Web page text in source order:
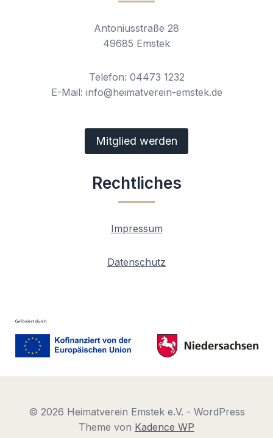
Antoniusstraße 28
49685 Emstek
Telefon: 04473 1232
E-Mail: info@heimatverein-emstek.de
Mitglied werden
Rechtliches
Impressum
Datenschutz
© 2026 Heimatverein Emstek e.V. - WordPress
Theme von Kadence WP